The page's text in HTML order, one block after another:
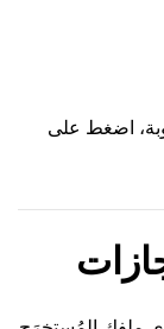
اضغط على